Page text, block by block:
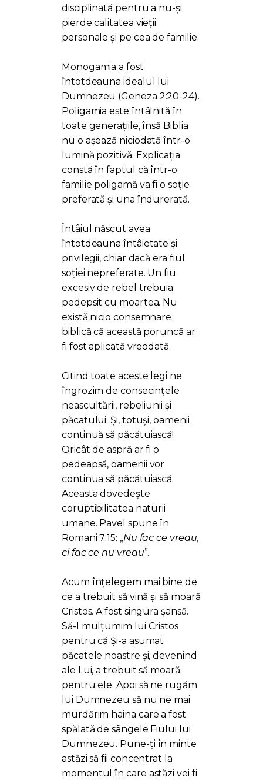
disciplinată pentru a nu-și
pierde calitatea vieții
personale și pe cea de familie.
Monogamia a fost
întotdeauna idealul lui
Dumnezeu (Geneza 2:20-24).
Poligamia este întâlnită în
toate generațiile, însă Biblia
nu o așează niciodată într-o
lumină pozitivă. Explicația
constă în faptul că într-o
familie poligamă va fi o soție
preferată și una îndurerată.
Întâiul născut avea
întotdeauna întâietate și
privilegii, chiar dacă era fiul
soției nepreferate. Un fiu
excesiv de rebel trebuia
pedepsit cu moartea. Nu
există nicio consemnare
biblică că această poruncă ar
fi fost aplicată vreodată.
Citind toate aceste legi ne
îngrozim de consecințele
neascultării, rebeliunii și
păcatului. Și, totuși, oamenii
continuă să păcătuiască!
Oricât de aspră ar fi o
pedeapsă, oamenii vor
continua să păcătuiască.
Aceasta dovedește
coruptibilitatea naturii
umane. Pavel spune în
Romani 7:15: ,,Nu fac ce vreau,
ci fac ce nu vreau”.
Acum înțelegem mai bine de
ce a trebuit să vină și să moară
Cristos. A fost singura șansă.
Să-I mulțumim lui Cristos
pentru că Și-a asumat
păcatele noastre și, devenind
ale Lui, a trebuit să moară
pentru ele. Apoi să ne rugăm
lui Dumnezeu să nu ne mai
murdărim haina care a fost
spălată de sângele Fiului lui
Dumnezeu. Pune-ți în minte
astăzi să fii concentrat la
momentul în care astăzi vei fi